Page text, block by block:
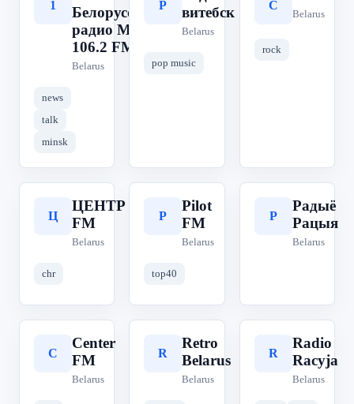
1
Белорусского
радио Минск
106.2 FM
Belarus
news
talk
minsk
Р
витебск
Belarus
pop music
С
Belarus
rock
Ц
ЦЕНТР
FM
Belarus
chr
P
Pilot
FM
Belarus
top40
Р
Радыё
Рацыя
Belarus
C
Center
FM
Belarus
R
Retro
Belarus
Belarus
R
Radio
Racyja
Belarus